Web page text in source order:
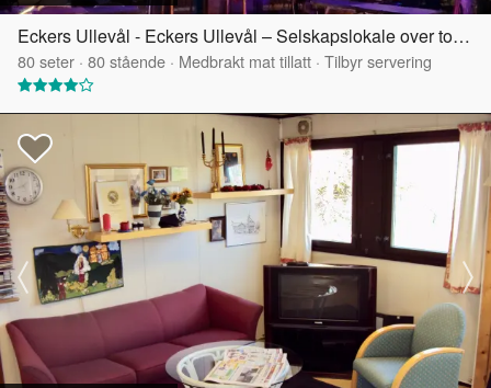
Eckers Ullevål - Eckers Ullevål – Selskapslokale over to etasjer
80seter · 80stående · Medbrakt mat tillatt · Tilbyr servering